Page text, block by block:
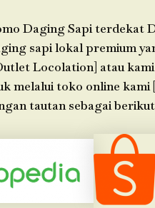
Daging Sapi terdekat
sapi lokal premium
Locolation] atau
melalui toko online
tautan sebagai